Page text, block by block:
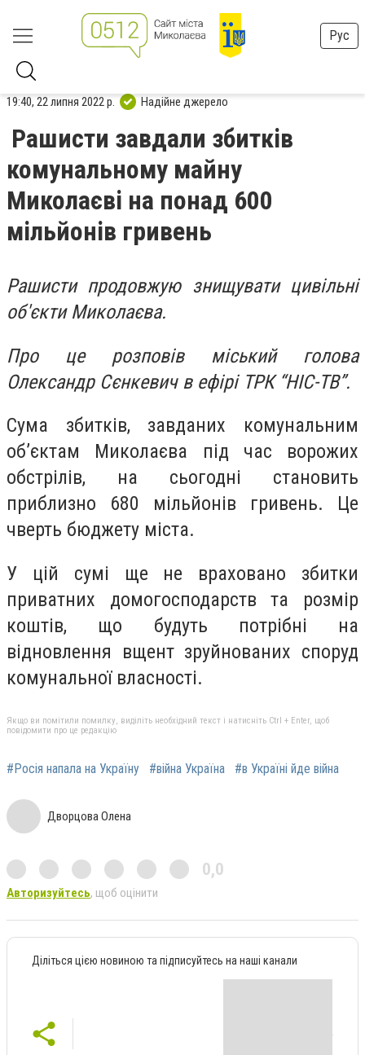
Рус
19:40, 22 липня 2022 р. Надійне джерело
Рашисти завдали збитків
комунальному майну
Миколаєві на понад 600
мільйонів гривень
Рашисти продовжую знищувати цивільні
об'єкти Миколаєва.
Про це розповів міський голова
Олександр Сєнкевич в ефірі ТРК “НІС-ТВ”.
Сума збитків, завданих комунальним
об’єктам Миколаєва під час ворожих
обстрілів, на сьогодні становить
приблизно 680 мільйонів гривень. Це
чверть бюджету міста.
У цій сумі ще не враховано збитки
приватних домогосподарств та розмір
коштів, що будуть потрібні на
відновлення вщент зруйнованих споруд
комунальної власності.
Якщо ви помітили помилку, виділіть необхідний текст і натисніть Ctrl + Enter, щоб
повідомити про це редакцію
#Росія напала на Україну #війна Україна #в Україні йде війна
Дворцова Олена
0,0
Авторизуйтесь, щоб оцінити
Діліться цією новиною та підписуйтесь на наші канали